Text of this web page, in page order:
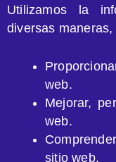
Utilizamos la
diversas
web.
Mejorar,
web.
sitio web.